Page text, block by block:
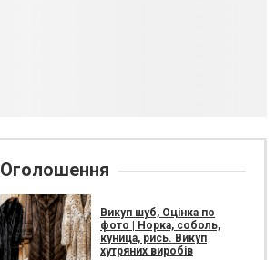
Оголошення
Викуп шуб, Оцінка по
фото | Норка, соболь,
куница, рись. Викуп
хутряних виробів